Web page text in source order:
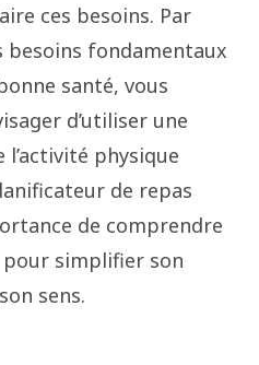
ces besoins. Par
besoins fondamentaux
santé, vous
d’utiliser une
physique
de repas
de comprendre
pour simplifier son
sens.